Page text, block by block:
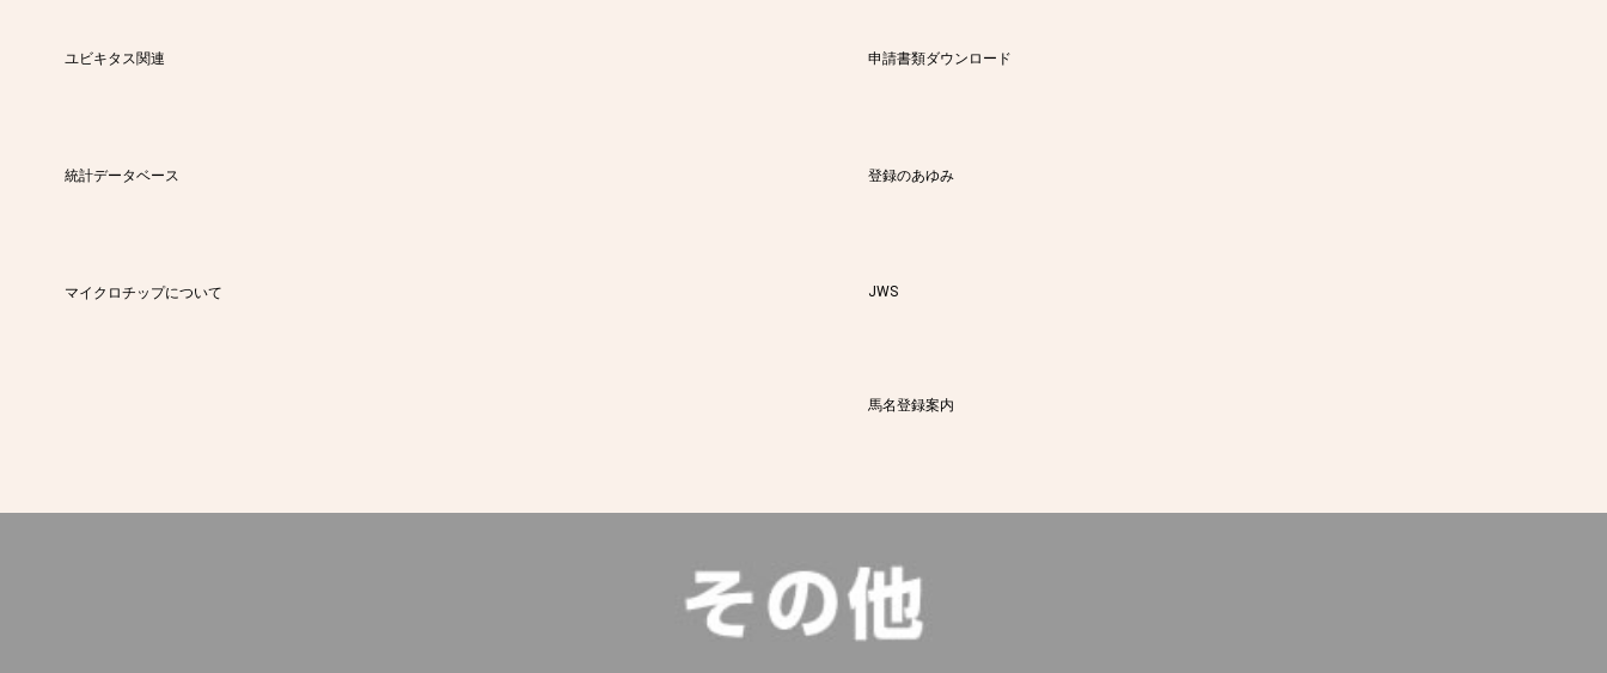
ユビキタス関連 申請書類ダウンロード
統計データベース 登録のあゆみ
マイクロチップについて JWS
馬名登録案内